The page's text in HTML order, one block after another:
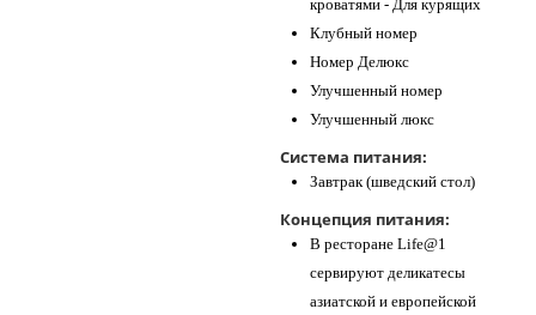
кроватями - Для курящих
Клубный номер
Номер Делюкс
Улучшенный номер
Улучшенный люкс
Система питания:
Завтрак (шведский стол)
Концепция питания:
В ресторане Life@1
сервируют деликатесы
азиатской и европейской